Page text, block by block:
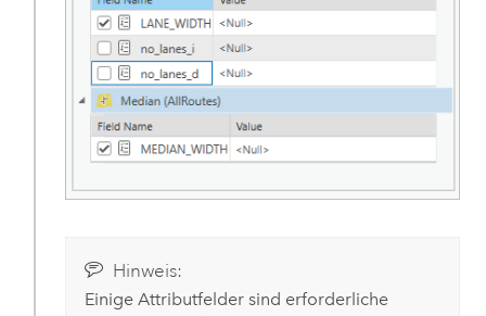
Hinweis:
Einige Attributfelder sind erforderliche